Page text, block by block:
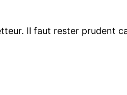
Il faut rester prudent